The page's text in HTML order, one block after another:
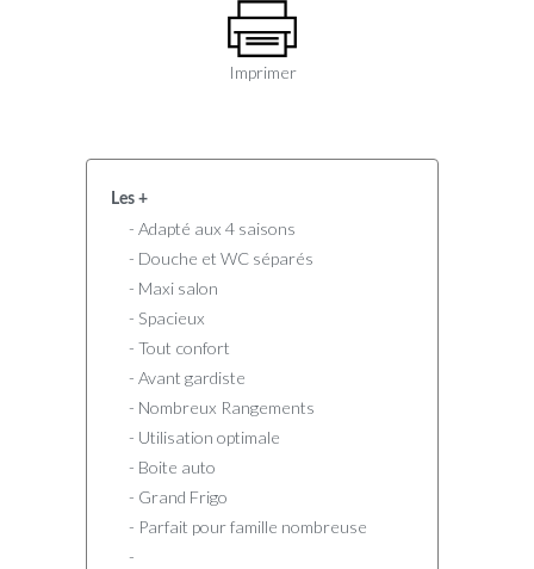
Imprimer
Les +
- Adapté aux 4 saisons
- Douche et WC séparés
- Maxi salon
- Spacieux
- Tout confort
- Avant gardiste
- Nombreux Rangements
- Utilisation optimale
- Boite auto
- Grand Frigo
- Parfait pour famille nombreuse
-